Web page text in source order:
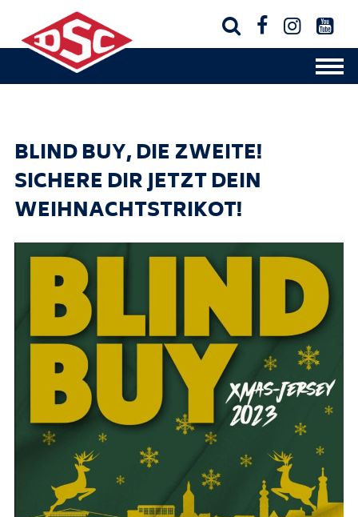
   
BLIND BUY, DIE ZWEITE!
SICHERE DIR JETZT DEIN
WEIHNACHTSTRIKOT!